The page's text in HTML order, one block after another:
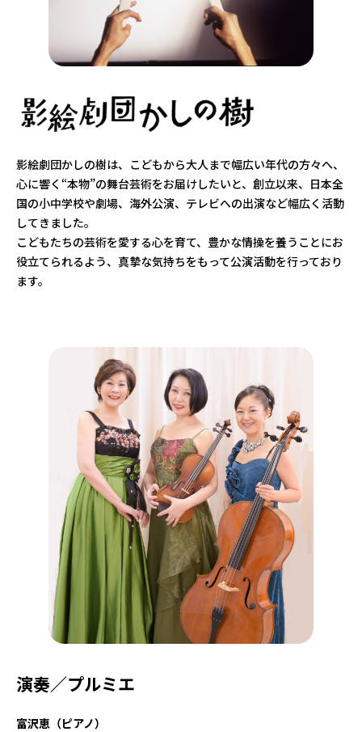
影絵劇団かしの樹は、こどもから大人まで幅広い年代の方々へ、
心に響く“本物”の舞台芸術をお届けしたいと、創立以来、日本全
国の小中学校や劇場、海外公演、テレビへの出演など幅広く活動
してきました。
こどもたちの芸術を愛する心を育て、豊かな情操を養うことにお
役立てられるよう、真摯な気持ちをもって公演活動を行っており
ます。
演奏／プルミエ
富沢恵（ピアノ）